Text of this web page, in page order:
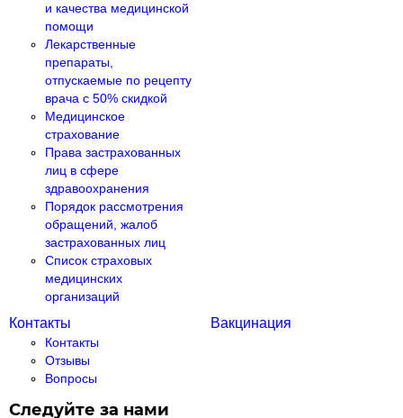
и качества медицинской
помощи
Лекарственные
препараты,
отпускаемые по рецепту
врача с 50% скидкой
Медицинское
страхование
Права застрахованных
лиц в сфере
здравоохранения
Порядок рассмотрения
обращений, жалоб
застрахованных лиц
Список страховых
медицинских
организаций
Контакты
Контакты
Отзывы
Вопросы
Вакцинация
Следуйте за нами